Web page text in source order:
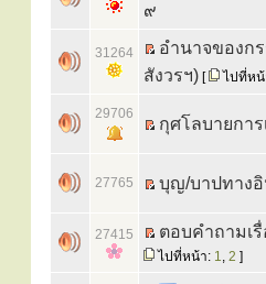
๙
31264
อำนาจของก
สังวรฯ) [ ไปที่หน้
29706
กุศโลบายกา
27765 บุญ/บาปทาง
27415 ตอบคำถามเ
ไปที่หน้า: 1, 2 ]